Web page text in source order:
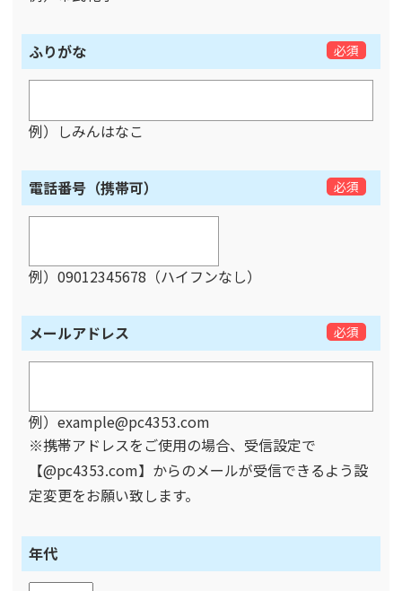
ふりがな 必須
例）しみんはなこ
電話番号（携帯可） 必須
例）09012345678（ハイフンなし）
メールアドレス 必須
例）example@pc4353.com
※携帯アドレスをご使用の場合、受信設定で
【@pc4353.com】からのメールが受信できるよう設
定変更をお願い致します。
年代